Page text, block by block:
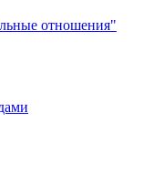
отношения"